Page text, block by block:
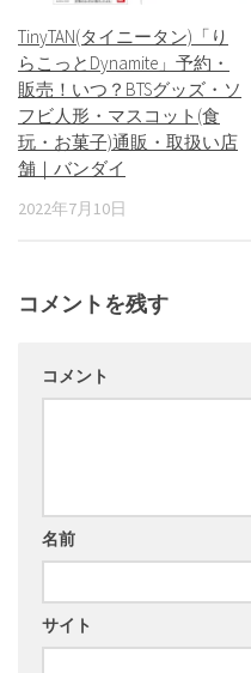
TinyTAN(タイニータン)「り
らこっとDynamite」予約・
販売！いつ？BTSグッズ・ソ
フビ人形・マスコット(食
玩・お菓子)通販・取扱い店
舗｜バンダイ
2022年7月10日
コメントを残す
コメント
名前
サイト